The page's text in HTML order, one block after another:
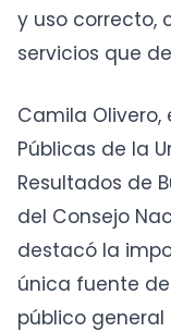
y uso correcto,
servicios que
Camila
Públicas de la
Resultados de
del Consejo
destacó la
única fuente
público general